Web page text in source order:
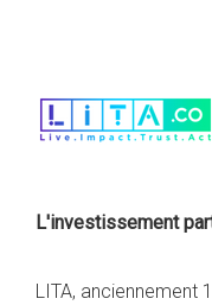
L'investissement
LITA, anciennement